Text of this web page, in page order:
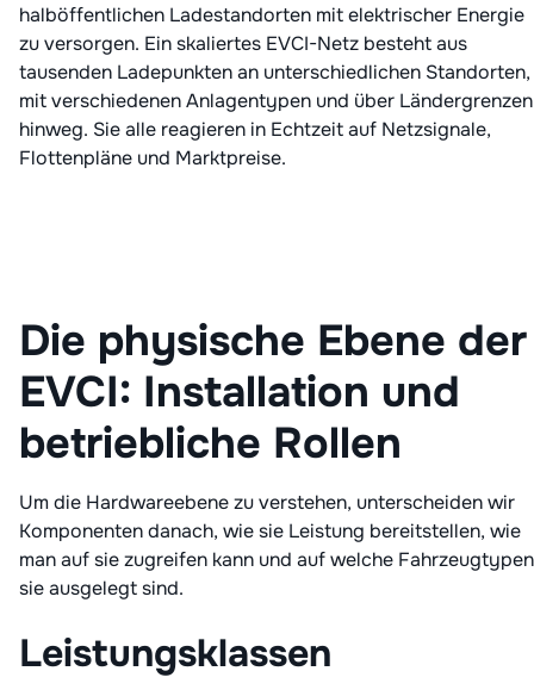
halböffentlichen Ladestandorten mit elektrischer Energie
zu versorgen. Ein skaliertes EVCI-Netz besteht aus
tausenden Ladepunkten an unterschiedlichen Standorten,
mit verschiedenen Anlagentypen und über Ländergrenzen
hinweg. Sie alle reagieren in Echtzeit auf Netzsignale,
Flottenpläne und Marktpreise.
Die physische Ebene der
EVCI: Installation und
betriebliche Rollen
Um die Hardwareebene zu verstehen, unterscheiden wir
Komponenten danach, wie sie Leistung bereitstellen, wie
man auf sie zugreifen kann und auf welche Fahrzeugtypen
sie ausgelegt sind.
Leistungsklassen